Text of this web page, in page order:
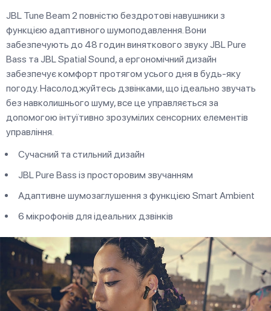
JBL Tune Beam 2 повністю бездротові навушники з
функцією адаптивного шумоподавлення. Вони
забезпечують до 48 годин виняткового звуку JBL Pure
Bass та JBL Spatial Sound, а ергономічний дизайн
забезпечує комфорт протягом усього дня в будь-яку
погоду. Насолоджуйтесь дзвінками, що ідеально звучать
без навколишнього шуму, все це управляється за
допомогою інтуїтивно зрозумілих сенсорних елементів
управління.
Сучасний та стильний дизайн
JBL Pure Bass із просторовим звучанням
Адаптивне шумозаглушення з функцією Smart Ambient
6 мікрофонів для ідеальних дзвінків